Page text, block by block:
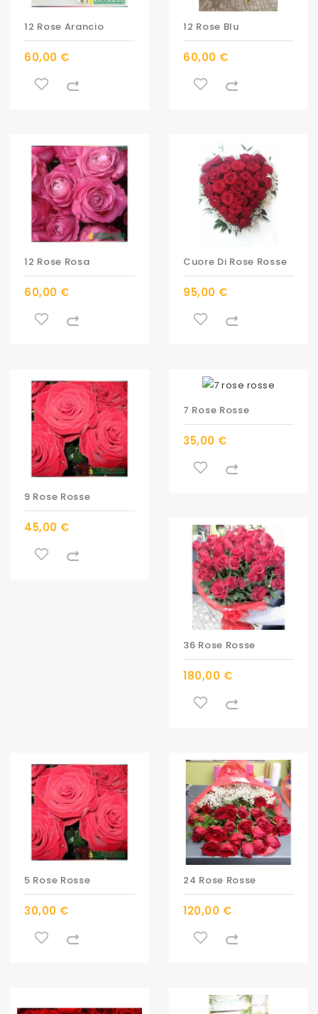
12 Rose Arancio
60,00 €
12 Rose Blu
60,00 €
12 Rose Rosa
60,00 €
Cuore Di Rose Rosse
95,00 €
9 Rose Rosse
45,00 €
7 Rose Rosse
35,00 €
36 Rose Rosse
180,00 €
5 Rose Rosse
30,00 €
24 Rose Rosse
120,00 €